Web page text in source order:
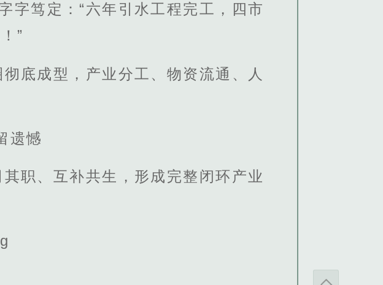
字笃定：“六年引水工程完工，四市
”
底成型，产业分工、物资流通、人
遗憾
职、互补共生，形成完整闭环产业